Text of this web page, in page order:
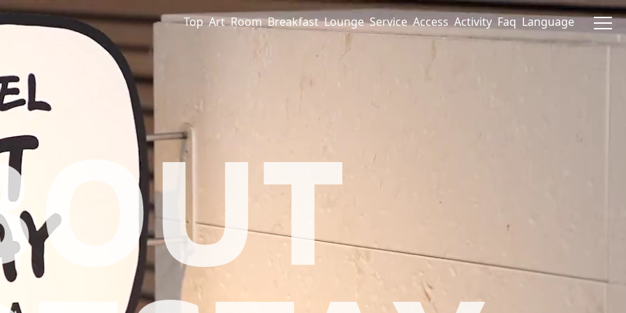
Top Art Room Breakfast Lounge Service Access Activity Faq Language